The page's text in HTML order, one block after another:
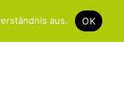
aus. OK